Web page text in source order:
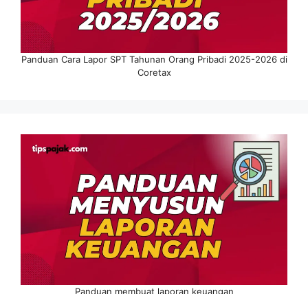
Panduan Cara Lapor SPT Tahunan Orang Pribadi 2025-2026 di
Coretax
Panduan membuat laporan keuangan